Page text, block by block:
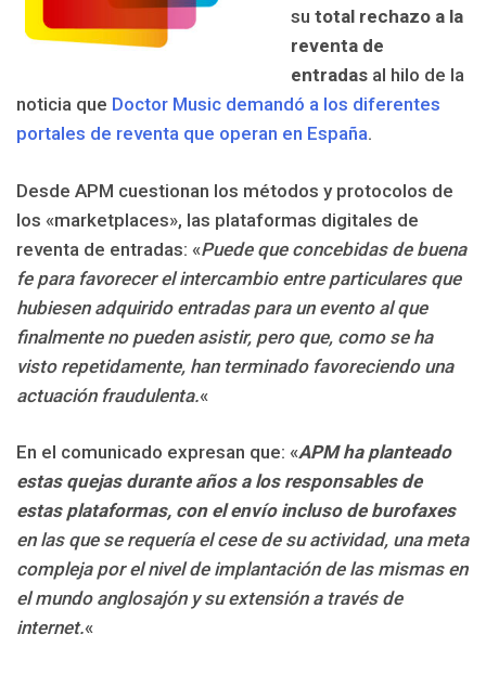
su total rechazo a la
reventa de
entradas al hilo de la
noticia que Doctor Music demandó a los diferentes
portales de reventa que operan en España.
Desde APM cuestionan los métodos y protocolos de
los «marketplaces», las plataformas digitales de
reventa de entradas: «Puede que concebidas de buena
fe para favorecer el intercambio entre particulares que
hubiesen adquirido entradas para un evento al que
finalmente no pueden asistir, pero que, como se ha
visto repetidamente, han terminado favoreciendo una
actuación fraudulenta.«
En el comunicado expresan que: «APM ha planteado
estas quejas durante años a los responsables de
estas plataformas, con el envío incluso de burofaxes
en las que se requería el cese de su actividad, una meta
compleja por el nivel de implantación de las mismas en
el mundo anglosajón y su extensión a través de
internet.«